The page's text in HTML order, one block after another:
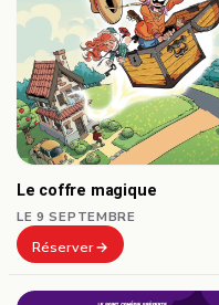
Le coffre magique
LE 9 SEPTEMBRE
Réserver